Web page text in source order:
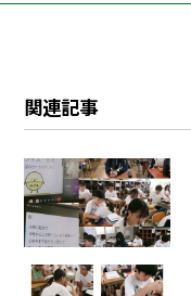
関連記事